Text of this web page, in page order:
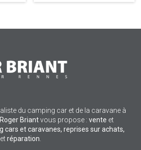
du camping car et de la caravane à
Roger Briantvous propose : vente et
cars et caravanes, reprises sur achats,
etréparation.